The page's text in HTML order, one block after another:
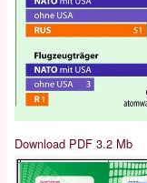
Download PDF 3.2 Mb